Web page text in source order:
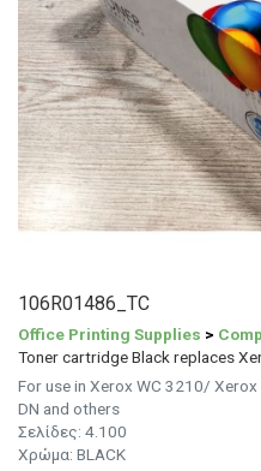
106R01486_TC
Office Printing Supplies >
Toner cartridge Black replaces
For use in Xerox WC 3210/
DN and others
Σελίδες: 4.100
Χρώμα: BLACK